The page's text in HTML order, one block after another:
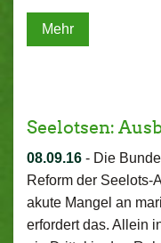
Mehr
Seelotsen:
08.09.16 - Die
Reform der Seelots-
akute Mangel an
erfordert das. Allein